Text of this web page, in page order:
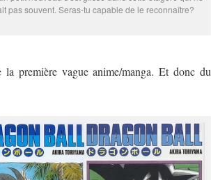
pas souvent. Seras-tu capable de le reconnaître?
première vague anime/manga. Et donc du